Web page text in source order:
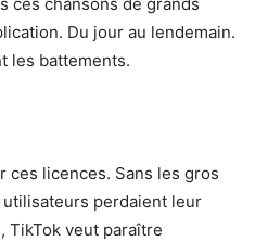
Du jour au lendemain.
les battements.
ces licences. Sans les gros
perdaient leur
TikTok veut paraître